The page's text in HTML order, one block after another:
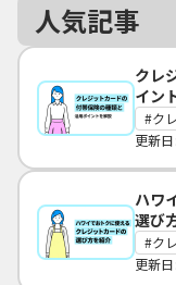
人気記事
クレ
イン
ク
更新
ハワ
選び
ク
更新